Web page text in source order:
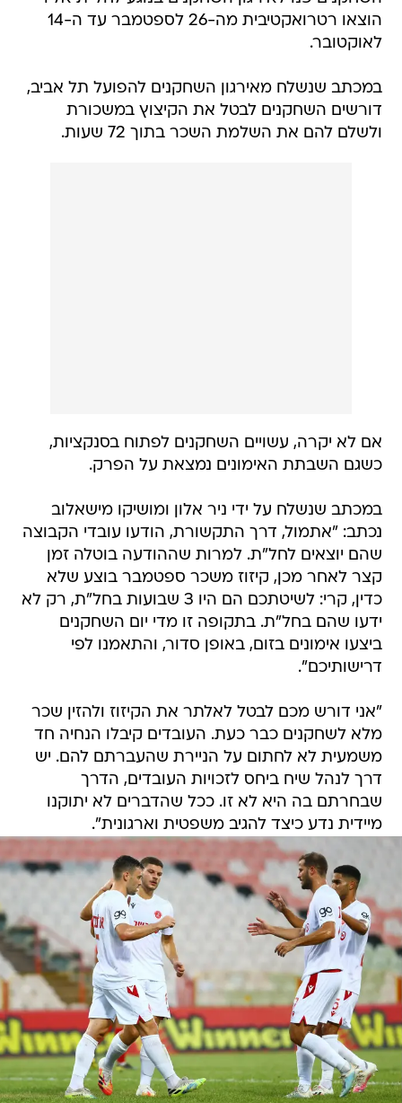
הוצאו רטרואקטיבית מה-26 לספטמבר עד ה-14
לאוקטובר.
במכתב שנשלח מאירגון השחקנים להפועל תל אביב,
דורשים השחקנים לבטל את הקיצוץ במשכורת
ולשלם להם את השלמת השכר בתוך 72 שעות.
אם לא יקרה, עשויים השחקנים לפתוח בסנקציות,
כשגם השבתת האימונים נמצאת על הפרק.
במכתב שנשלח על ידי ניר אלון ומושיקו מישאלוב
נכתב: "אתמול, דרך התקשורת, הודעו עובדי הקבוצה
שהם יוצאים לחל"ת. למרות שההודעה בוטלה זמן
קצר לאחר מכן, קיזוז משכר ספטמבר בוצע שלא
כדין, קרי: לשיטתכם הם היו 3 שבועות בחל"ת, רק לא
ידעו שהם בחל"ת. בתקופה זו מדי יום השחקנים
ביצעו אימונים בזום, באופן סדור, והתאמנו לפי
דרישותיכם".
"אני דורש מכם לבטל לאלתר את הקיזוז ולהזין שכר
מלא לשחקנים כבר כעת. העובדים קיבלו הנחיה חד
משמעית לא לחתום על הניירת שהעברתם להם. יש
דרך לנהל שיח ביחס לזכויות העובדים, הדרך
שבחרתם בה היא לא זו. ככל שהדברים לא יתוקנו
מיידית נדע כיצד להגיב משפטית וארגונית".